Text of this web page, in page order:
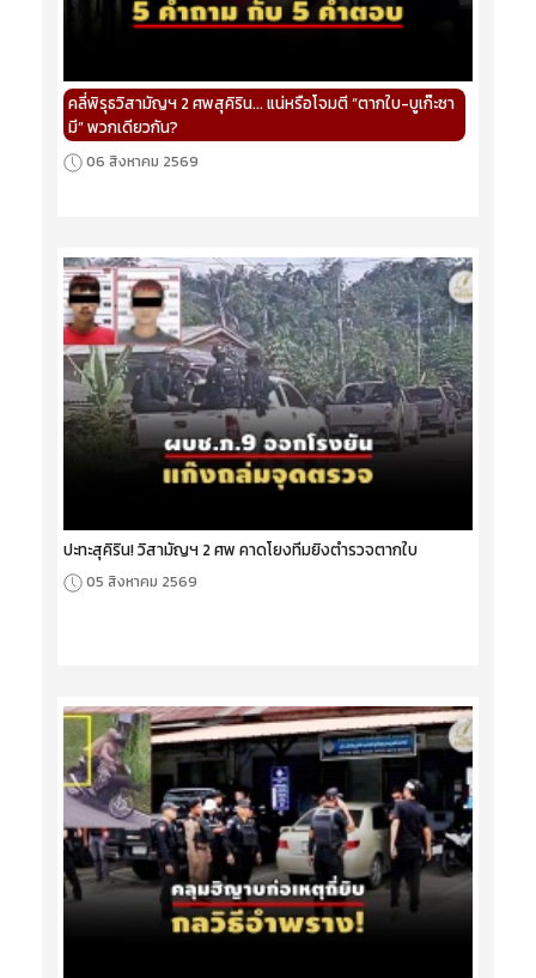
คลี่พิรุธวิสามัญฯ 2 ศพสุคิริน... แน่หรือโจมตี “ตากใบ-บูเก๊ะซา
มี” พวกเดียวกัน?
06 สิงหาคม 2569
ปะทะสุคิริน! วิสามัญฯ 2 ศพ คาดโยงทีมยิงตำรวจตากใบ
05 สิงหาคม 2569